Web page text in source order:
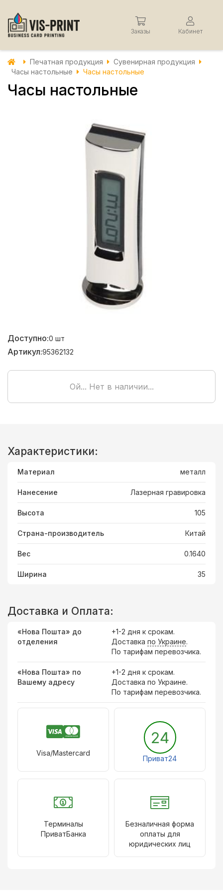
Заказы Кабинет
Печатная продукция
Сувенирная продукция
Часы настольные
Часы настольные
Часы настольные
Доступно:0 шт
Артикул:95362132
Ой... Нет в наличии...
Характеристики:
Материал металл
Нанесение Лазерная гравировка
Высота 105
Страна-производитель Китай
Вес 0.1640
Ширина 35
Доставка и Оплата:
«Нова Пошта» до
отделения
+1-2 дня к срокам.
Доставка по Украине.
По тарифам перевозчика.
«Нова Пошта» по
Вашему адресу
+1-2 дня к срокам.
Доставка по Украине.
По тарифам перевозчика.
Visa/Mastercard
24
Приват24
Терминалы
ПриватБанка
Безналичная форма
оплаты для
юридических лиц